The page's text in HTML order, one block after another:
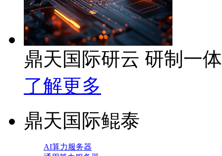
鼎天国际研云 研制一
了解更多
鼎天国际鲲泰
AI算力服务器